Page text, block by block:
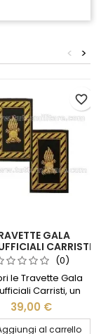
>
<
GALA
CARRISTI
(0)
le Travette Gala
Carristi, un
distintivo che
tradizione e stile.
con materiali di
39,00 €
al carrello
favorite_border